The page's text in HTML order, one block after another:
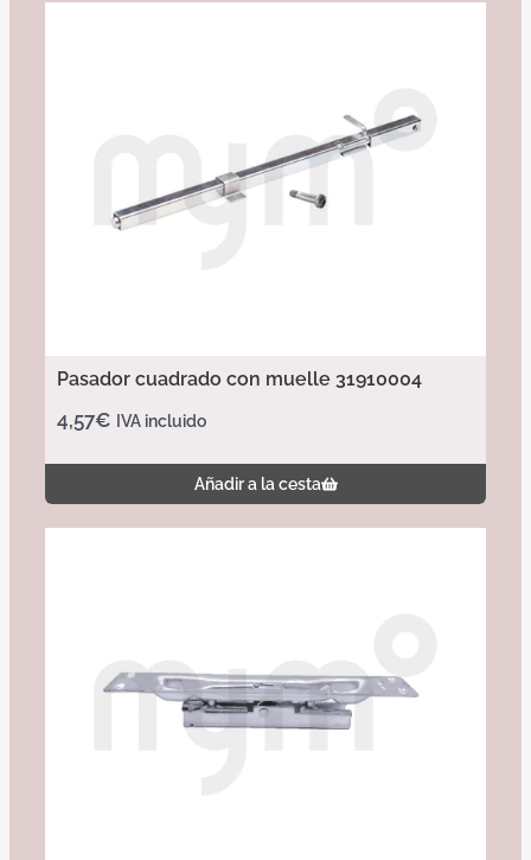
Pasador cuadrado con muelle 31910004
4,57€ IVA incluido
Añadir a la cesta